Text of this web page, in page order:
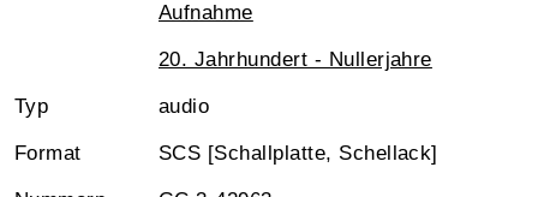
Aufnahme
20. Jahrhundert - Nullerjahre
Typ audio
Format SCS [Schallplatte, Schellack]